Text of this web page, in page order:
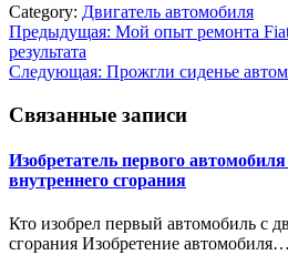
Category: Двигатель автомобиля
Навигация
по
Предыдущая: Мой опыт ремонта
результата
Следующая: Прожгли сиденье
Связанные записи
Изобретатель первого
внутреннего сгорания
Кто изобрел первый автомобиль с
сгорания Изобретение автомобиля…